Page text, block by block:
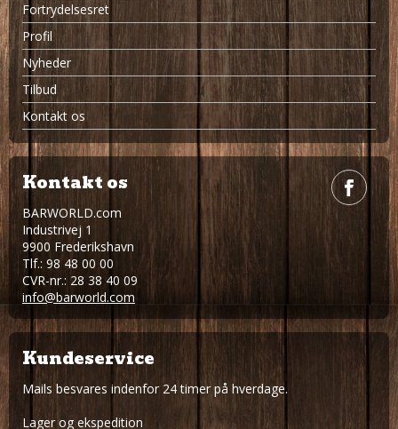
Fortrydelsesret
Profil
Nyheder
Tilbud
Kontakt os
Kontakt os
BARWORLD.com
Industrivej 1
9900 Frederikshavn
Tlf.: 98 48 00 00
CVR-nr.: 28 38 40 09
info@barworld.com
Kundeservice
Mails besvares indenfor 24 timer på hverdage.
Lager og ekspedition